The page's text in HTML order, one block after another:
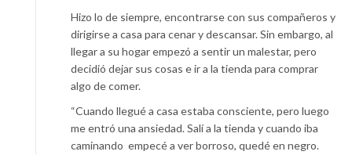
Hizo lo de siempre, encontrarse con sus compañeros y
dirigirse a casa para cenar y descansar.Sin embargo, al
llegar a su hogar empezó a sentir un malestar, pero
decidió dejar sus cosas e ir a la tienda para comprar
algo de comer.
“Cuando llegué a casa estaba consciente, pero luego
me entró una ansiedad. Salí a la tienda y cuando iba
caminando empecé a ver borroso, quedé en negro.